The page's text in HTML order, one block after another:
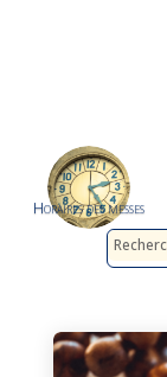
Horaires des messes